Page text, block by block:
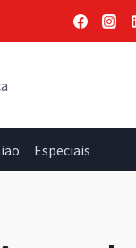
Especiais